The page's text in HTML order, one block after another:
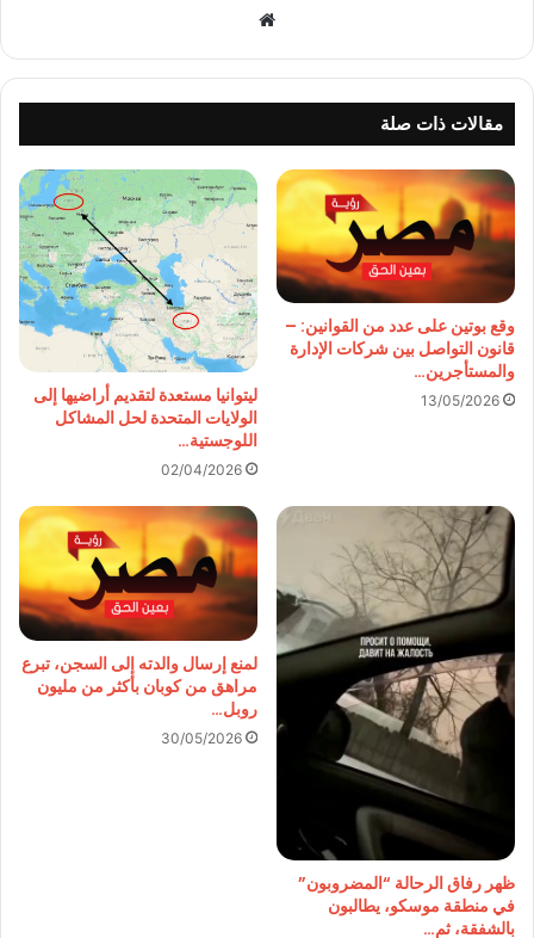
مقالات ذات صلة
وقع بوتين على عدد من القوانين: –
قانون التواصل بين شركات الإدارة
والمستأجرين…
13/05/2026
ليتوانيا مستعدة لتقديم أراضيها إلى
الولايات المتحدة لحل المشاكل
اللوجستية…
02/04/2026
ظهر رفاق الرحالة “المضروبون”
في منطقة موسكو، يطالبون
بالشفقة، ثم…
لمنع إرسال والدته إلى السجن، تبرع
مراهق من كوبان بأكثر من مليون
روبل…
30/05/2026